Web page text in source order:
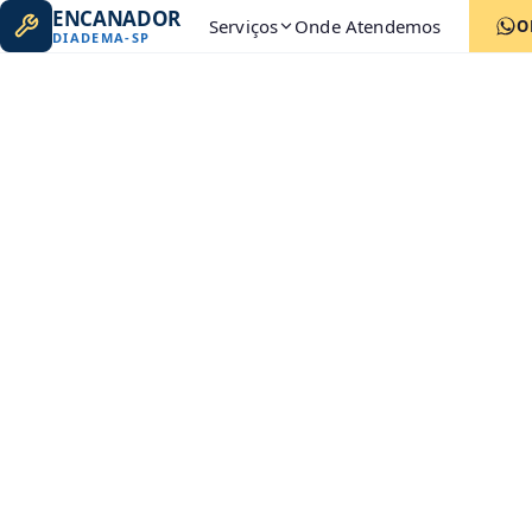
ENCANADOR
DIADEMA-SP Serviços Onde Atendemos